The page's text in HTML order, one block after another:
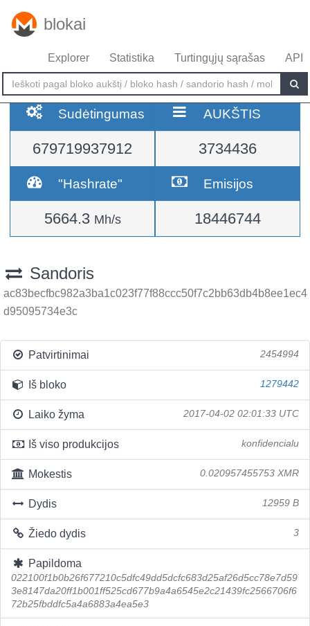
blokai
Explorer Statistika Turtingųjų sąrašas API
Sudėtingumas
679719937912
AUKŠTIS
3734436
"Hashrate"
5664.3 Mh/s
Emisijos
18446744
Sandoris
ac83becfbc982a3ba1c023f77f88ccc50f7c2bb63db4b8ee1ec4
d95095734e3c
Patvirtinimai 2454994
Iš bloko 1279442
Laiko žyma 2017-04-02 02:01:33 UTC
Iš viso produkcijos konfidencialu
Mokestis 0.020957455753 XMR
Dydis 12959 B
Žiedo dydis 3
Papildoma
022100f1b0b26f677210c5dfc49dd5dcfc683d25af26d5cc78e7d59
3e8147da20ff1b001ff525cd677b9a4a6545e2c21439fc2566706f6
72b25fbddfc5a4a6883a4ea5e3